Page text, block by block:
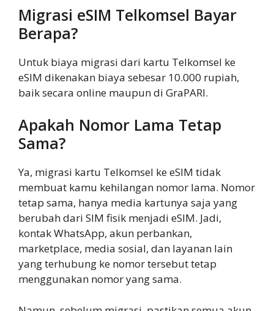
Migrasi eSIM Telkomsel Bayar
Berapa?
Untuk biaya migrasi dari kartu Telkomsel ke
eSIM dikenakan biaya sebesar 10.000 rupiah,
baik secara online maupun di GraPARI.
Apakah Nomor Lama Tetap
Sama?
Ya, migrasi kartu Telkomsel ke eSIM tidak
membuat kamu kehilangan nomor lama. Nomor
tetap sama, hanya media kartunya saja yang
berubah dari SIM fisik menjadi eSIM. Jadi,
kontak WhatsApp, akun perbankan,
marketplace, media sosial, dan layanan lain
yang terhubung ke nomor tersebut tetap
menggunakan nomor yang sama.